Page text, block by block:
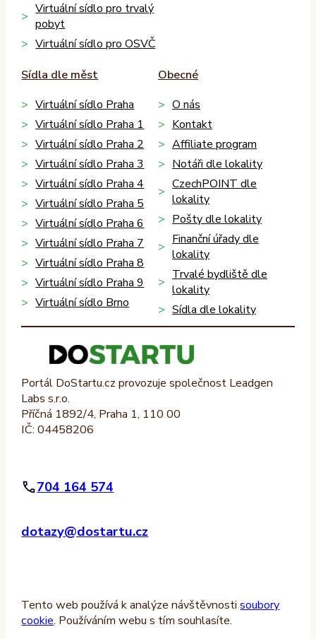
Virtuální sídlo pro trvalý
pobyt
Virtuální sídlo pro OSVČ
Sídla dle měst
Virtuální sídlo Praha
Virtuální sídlo Praha 1
Virtuální sídlo Praha 2
Virtuální sídlo Praha 3
Virtuální sídlo Praha 4
Virtuální sídlo Praha 5
Virtuální sídlo Praha 6
Virtuální sídlo Praha 7
Virtuální sídlo Praha 8
Virtuální sídlo Praha 9
Virtuální sídlo Brno
Obecné
O nás
Kontakt
Affiliate program
Notáři dle lokality
CzechPOINT dle
lokality
Pošty dle lokality
Finanční úřady dle
lokality
Trvalé bydliště dle
lokality
Sídla dle lokality
Portál DoStartu.cz provozuje společnost Leadgen
Labs s.r.o.
Příčná 1892/4, Praha 1, 110 00
IČ: 04458206
704 164 574
dotazy@dostartu.cz
Tento web používá k analýze návštěvnostisoubory
cookie. Používáním webu s tím souhlasíte.